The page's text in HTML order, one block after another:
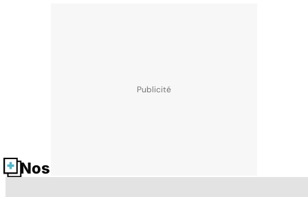
Nos fiches santé